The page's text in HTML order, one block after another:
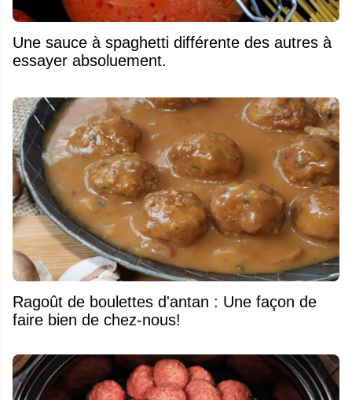
Une sauce à spaghetti différente des autres à
essayer absoluement.
Ragoût de boulettes d'antan : Une façon de
faire bien de chez-nous!